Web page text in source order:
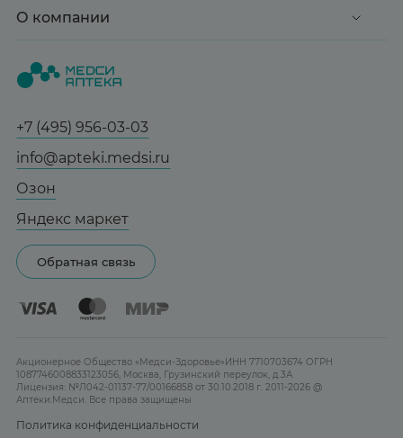
Здоровье
Медицинские товары
Мама и малыш
Тревога и стресс
Здоровый сон
Женская гигиена
Бренды
Доставка и оплата
Статьи и новости
Справочник болезней
Гарантии
Сотрудничество
Реклама на сайте
Карта сайта
О компании
Все аптеки
Отзывы
Лицензия
+7 (495) 956-03-03
info@apteki.medsi.ru
Озон
Яндекс маркет
Обратная связь
Акционерное Общество «Медси-Здоровье»ИНН 7710703674 ОГРН
1087746008833123056, Москва, Грузинский переулок, д.3А
Лицензия: №Л042-01137-77/00166858 от 30.10.2018 г. 2011-2026 @
Аптеки.Медси. Все права защищены
Политика конфиденциальности